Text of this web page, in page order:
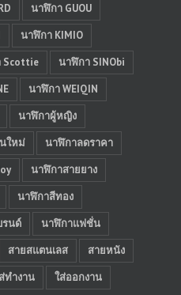
นาฬิกา GUOU
นาฬิกา KIMIO
Scottie
นาฬิกา SINObi
นาฬิกา WEIQIN
นาฬิกาผู้หญิง
ใหม่
นาฬิกาลดราคา
นาฬิกาสายยาง
นาฬิกาสีทอง
รนด์
นาฬิกาแฟชั่น
สายสแตนเลส
สายหนัง
ทำงาน ใส่ออกงาน